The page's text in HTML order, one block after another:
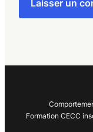
Formation CECC